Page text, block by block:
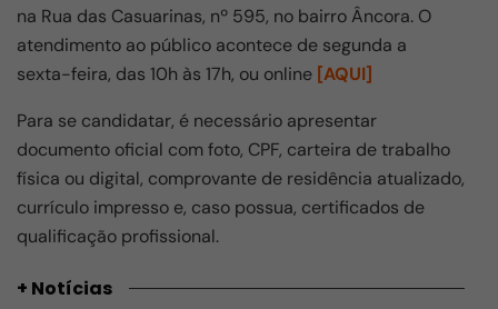
na Rua das Casuarinas, nº 595, no bairro Âncora. O
atendimento ao público acontece de segunda a
sexta-feira, das 10h às 17h, ou online [AQUI]
Para se candidatar, é necessário apresentar
documento oficial com foto, CPF, carteira de trabalho
física ou digital, comprovante de residência atualizado,
currículo impresso e, caso possua, certificados de
qualificação profissional.
+ Notícias